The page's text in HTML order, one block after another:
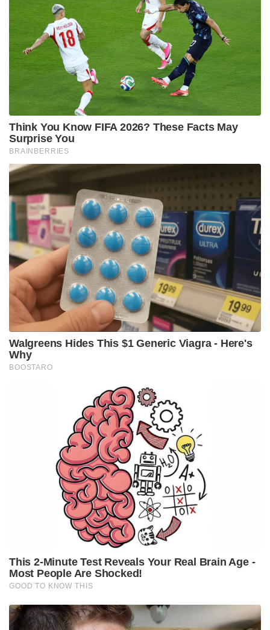
പിന്നാലെ വിഷയത്തിൽ പ്രതികരിച്ച് സിപിഎം നേതാവ്
രംഗത്ത് എത്തി. വില്ലേജ് ഓഫീസർ വളരെ
മോശമായിട്ടാണ് സംസാരിച്ചത് എന്നും, ഇതേ
തുടർന്നാണ് താൻ പ്രകോപിതൻ ആയത് എന്നുമാണ്
സഞ്ജു പറയുന്നത്.
sanju cpm